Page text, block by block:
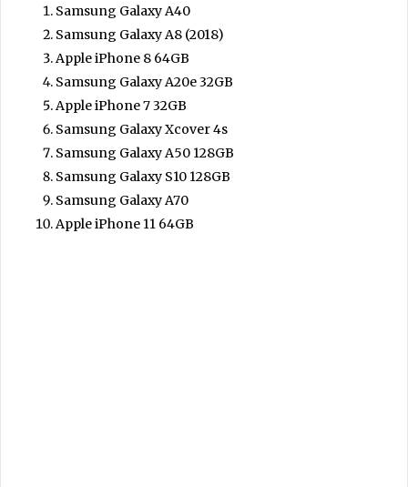
Samsung Galaxy A40
Samsung Galaxy A8 (2018)
Apple iPhone 8 64GB
Samsung Galaxy A20e 32GB
Apple iPhone 7 32GB
Samsung Galaxy Xcover 4s
Samsung Galaxy A50 128GB
Samsung Galaxy S10 128GB
Samsung Galaxy A70
Apple iPhone 11 64GB